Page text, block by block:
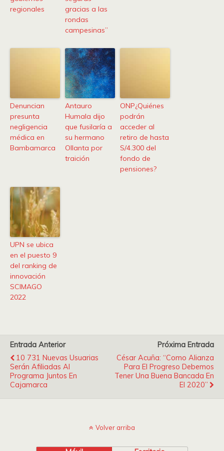
regionales
gracias a las
rondas
campesinas”
Denuncian
presunta
negligencia
médica en
Bambamarca
Antauro
Humala dijo
que fusilaría a
su hermano
Ollanta por
traición
ONP¿Quiénes
podrán
acceder al
retiro de hasta
S/4.300 del
fondo de
pensiones?
UPN se ubica
en el puesto 9
del ranking de
innovación
SCIMAGO
2022
Entrada Anterior
10 731 Nuevas Usuarias
Serán Afiliadas Al
Programa Juntos En
Cajamarca
Próxima Entrada
César Acuña: “Como Alianza
Para El Progreso Debemos
Tener Una Buena Bancada En
El 2020”
Volver arriba